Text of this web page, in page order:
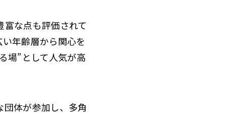
な点も評価されて
年齢層から関心を
場”として人気が高
体が参加し、多角